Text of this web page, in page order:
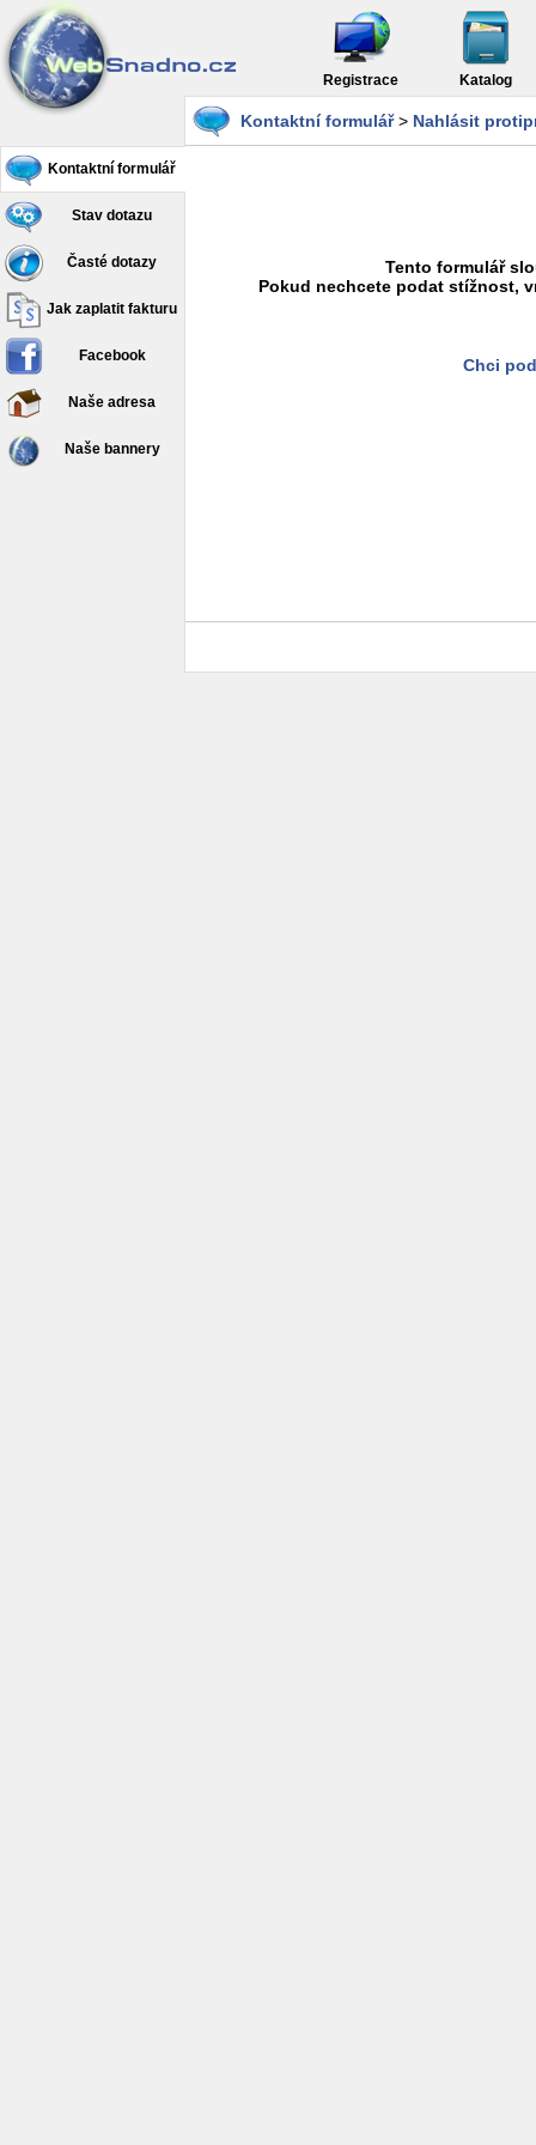
Registrace Katalog
Kontaktní formulář
Stav dotazu
Časté dotazy
Jak zaplatit fakturu
Facebook
Naše adresa
Naše bannery
Kontaktní formulář> Nahlásit
Tento formulář
Pokud nechcete podat stížnost,
Chci